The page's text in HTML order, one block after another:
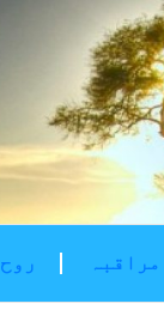
روح مراقبہ